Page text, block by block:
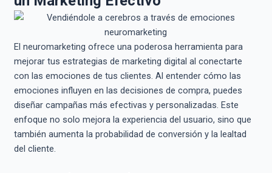
El neuromarketing ofrece una poderosa herramienta para
mejorar tus estrategias de marketing digital al conectarte
con las emociones de tus clientes. Al entender cómo las
emociones influyen en las decisiones de compra, puedes
diseñar campañas más efectivas y personalizadas. Este
enfoque no solo mejora la experiencia del usuario, sino que
también aumenta la probabilidad de conversión y la lealtad
del cliente.